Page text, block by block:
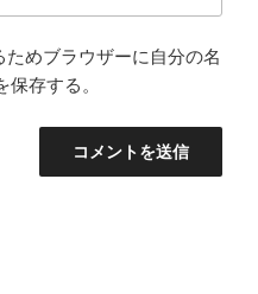
めブラウザーに自分の名
存する。